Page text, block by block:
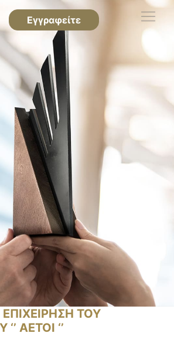
Εγγραφείτε
ΕΠΙΧΕΙΡΗΣΗ ΤΟΥ
ΑΕΤΟΙ ‘’